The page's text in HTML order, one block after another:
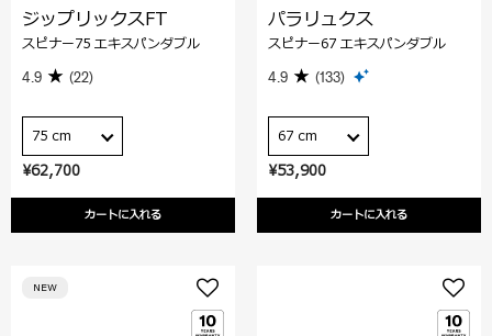
¥62,700
カートに入れる
ジップリックスFT
スピナー75 エキスパンダブル
4.9 (22)
75 cm
¥53,900
カートに入れる
パラリュクス
スピナー67 エキスパンダブル
4.9 (133)
67 cm
NEW